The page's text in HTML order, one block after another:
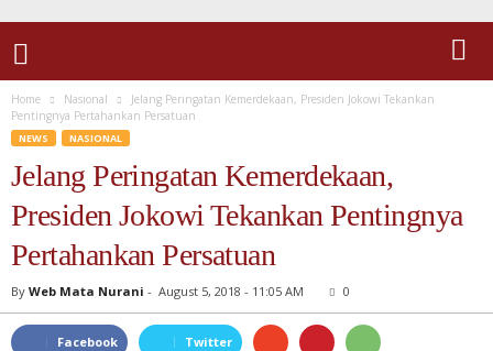
Home Nasional
Jelang Peringatan Kemerdekaan, Presiden Jokowi Tekankan
Pentingnya Pertahankan Persatuan
NEWS NASIONAL
Jelang Peringatan Kemerdekaan,
Presiden Jokowi Tekankan Pentingnya
Pertahankan Persatuan
By Web Mata Nurani - August 5, 2018 - 11:05 AM 0
Facebook Twitter